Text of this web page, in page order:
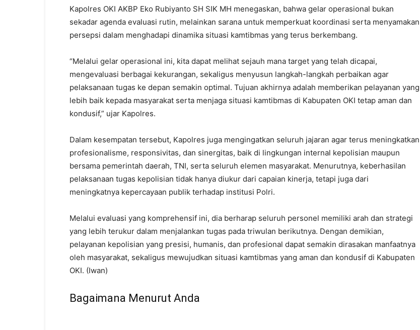
Kapolres OKI AKBP Eko Rubiyanto SH SIK MH menegaskan, bahwa gelar operasional bukan
sekadar agenda evaluasi rutin, melainkan sarana untuk memperkuat koordinasi serta menyamakan
persepsi dalam menghadapi dinamika situasi kamtibmas yang terus berkembang.
“Melalui gelar operasional ini, kita dapat melihat sejauh mana target yang telah dicapai,
mengevaluasi berbagai kekurangan, sekaligus menyusun langkah-langkah perbaikan agar
pelaksanaan tugas ke depan semakin optimal. Tujuan akhirnya adalah memberikan pelayanan yang
lebih baik kepada masyarakat serta menjaga situasi kamtibmas di Kabupaten OKI tetap aman dan
kondusif,” ujar Kapolres.
Dalam kesempatan tersebut, Kapolres juga mengingatkan seluruh jajaran agar terus meningkatkan
profesionalisme, responsivitas, dan sinergitas, baik di lingkungan internal kepolisian maupun
bersama pemerintah daerah, TNI, serta seluruh elemen masyarakat. Menurutnya, keberhasilan
pelaksanaan tugas kepolisian tidak hanya diukur dari capaian kinerja, tetapi juga dari
meningkatnya kepercayaan publik terhadap institusi Polri.
Melalui evaluasi yang komprehensif ini, dia berharap seluruh personel memiliki arah dan strategi
yang lebih terukur dalam menjalankan tugas pada triwulan berikutnya. Dengan demikian,
pelayanan kepolisian yang presisi, humanis, dan profesional dapat semakin dirasakan manfaatnya
oleh masyarakat, sekaligus mewujudkan situasi kamtibmas yang aman dan kondusif di Kabupaten
OKI. (Iwan)
Bagaimana Menurut Anda